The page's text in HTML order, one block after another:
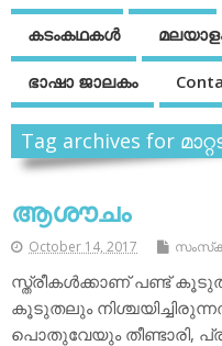
കടംകഥകള്‍
ഭാഷാ ജാലകം
Tag archives for
ആശൗചം
October 14, 2017
സ്ത്രീകള്‍ക്കാണ് പണ്ട്
കൂടുതലും
പൊതുവേയും തീണ്ടാരി,